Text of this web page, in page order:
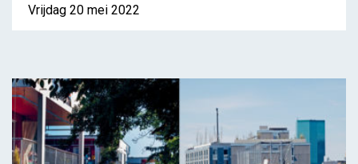
Vrijdag 20 mei 2022